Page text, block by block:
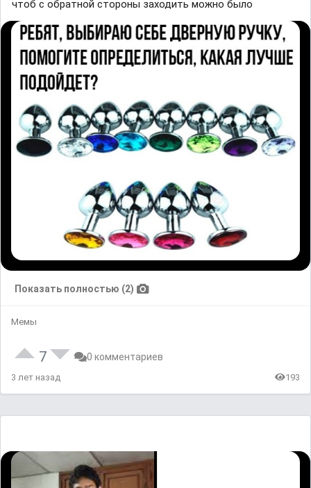
чтоб с обратной стороны заходить можно было
Показать полностью (2)
Мемы
7 0 комментариев
3 лет назад 193